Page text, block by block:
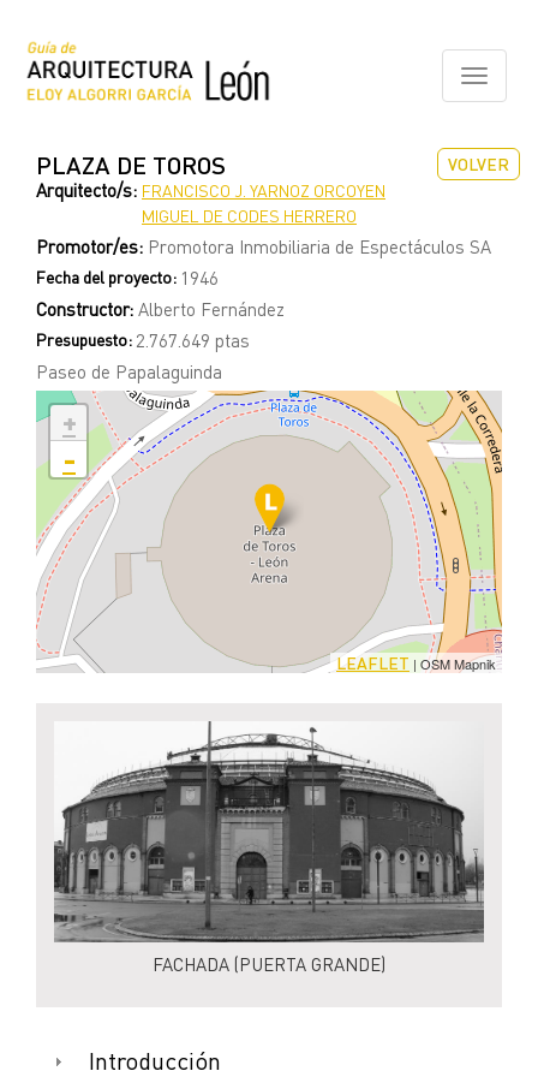
contenido
principal
Toggle
VOLVER
PLAZA DE TOROS
Arquitecto/s: FRANCISCO J. YARNOZ ORCOYEN
MIGUEL DE CODES HERRERO
Promotor/es: Promotora Inmobiliaria de Espectáculos SA
Fecha del proyecto: 1946
Constructor: Alberto Fernández
Presupuesto: 2.767.649 ptas
Paseo de Papalaguinda
+
-
LEAFLET | OSM Mapnik
FACHADA (PUERTA GRANDE)
Introducción